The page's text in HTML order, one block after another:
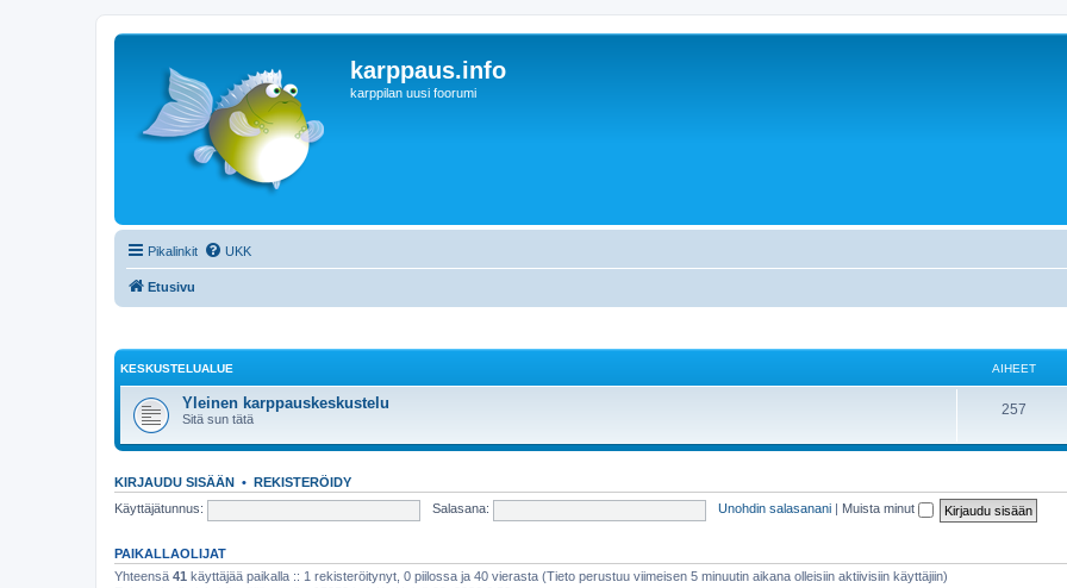
karppaus.info
karppilan uusi foorumi
Pikalinkit UKK
Etusivu
KESKUSTELUALUE AIHEET
Yleinen karppauskeskustelu
Sitä sun tätä
257
KIRJAUDU SISÄÄN • REKISTERÖIDY
Käyttäjätunnus:
Salasana: Unohdin salasanani Muista minut
PAIKALLAOLIJAT
Yhteensä 41 käyttäjää paikalla :: 1 rekisteröitynyt, 0 piilossa ja 40 vierasta (Tieto perustuu viimeisen 5 minuutin aikana olleisiin aktiivisiin käyttäjiin)